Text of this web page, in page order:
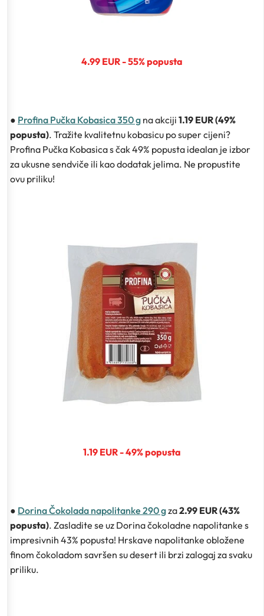
4.99 EUR - 55% popusta
● Profina Pučka Kobasica 350 g na akciji 1.19 EUR (49%
popusta). Tražite kvalitetnu kobasicu po super cijeni?
Profina Pučka Kobasica s čak 49% popusta idealan je izbor
za ukusne sendviče ili kao dodatak jelima. Ne propustite
ovu priliku!
1.19 EUR - 49% popusta
● Dorina Čokolada napolitanke 290 gza2.99 EUR (43%
popusta). Zasladite se uz Dorina čokoladne napolitanke s
impresivnih 43% popusta! Hrskave napolitanke obložene
finom čokoladom savršen su desert ili brzi zalogaj za svaku
priliku.